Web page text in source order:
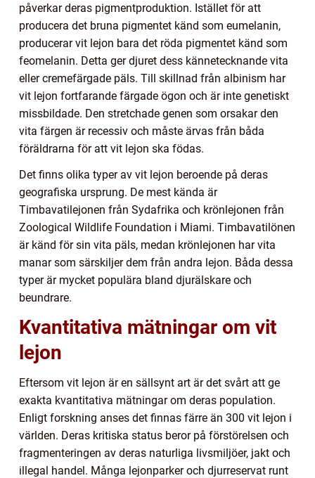
påverkar deras pigmentproduktion. Istället för att
producera det bruna pigmentet känd som eumelanin,
producerar vit lejon bara det röda pigmentet känd som
feomelanin. Detta ger djuret dess kännetecknande vita
eller cremefärgade päls. Till skillnad från albinism har
vit lejon fortfarande färgade ögon och är inte genetiskt
missbildade. Den stretchade genen som orsakar den
vita färgen är recessiv och måste ärvas från båda
föräldrarna för att vit lejon ska födas.
Det finns olika typer av vit lejon beroende på deras
geografiska ursprung. De mest kända är
Timbavatilejonen från Sydafrika och krönlejonen från
Zoological Wildlife Foundation i Miami. Timbavatilönen
är känd för sin vita päls, medan krönlejonen har vita
manar som särskiljer dem från andra lejon. Båda dessa
typer är mycket populära bland djurälskare och
beundrare.
Kvantitativa mätningar om vit
lejon
Eftersom vit lejon är en sällsynt art är det svårt att ge
exakta kvantitativa mätningar om deras population.
Enligt forskning anses det finnas färre än 300 vit lejon i
världen. Deras kritiska status beror på förstörelsen och
fragmenteringen av deras naturliga livsmiljöer, jakt och
illegal handel. Många lejonparker och djurreservat runt